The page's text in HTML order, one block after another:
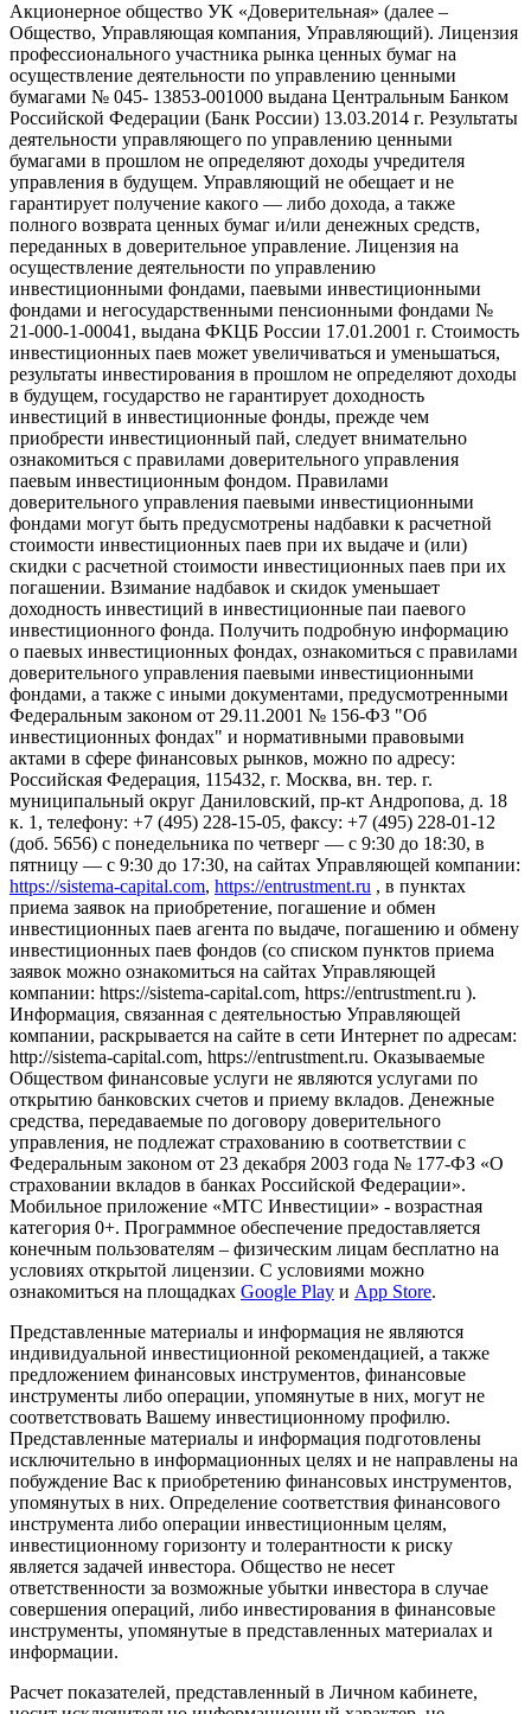
Акционерное общество УК «Доверительная» (далее –
Общество, Управляющая компания, Управляющий). Лицензия
профессионального участника рынка ценных бумаг на
осуществление деятельности по управлению ценными
бумагами № 045- 13853-001000 выдана Центральным Банком
Российской Федерации (Банк России) 13.03.2014 г. Результаты
деятельности управляющего по управлению ценными
бумагами в прошлом не определяют доходы учредителя
управления в будущем. Управляющий не обещает и не
гарантирует получение какого — либо дохода, а также
полного возврата ценных бумаг и/или денежных средств,
переданных в доверительное управление. Лицензия на
осуществление деятельности по управлению
инвестиционными фондами, паевыми инвестиционными
фондами и негосударственными пенсионными фондами №
21-000-1-00041, выдана ФКЦБ России 17.01.2001 г. Стоимость
инвестиционных паев может увеличиваться и уменьшаться,
результаты инвестирования в прошлом не определяют доходы
в будущем, государство не гарантирует доходность
инвестиций в инвестиционные фонды, прежде чем
приобрести инвестиционный пай, следует внимательно
ознакомиться с правилами доверительного управления
паевым инвестиционным фондом. Правилами
доверительного управления паевыми инвестиционными
фондами могут быть предусмотрены надбавки к расчетной
стоимости инвестиционных паев при их выдаче и (или)
скидки с расчетной стоимости инвестиционных паев при их
погашении. Взимание надбавок и скидок уменьшает
доходность инвестиций в инвестиционные паи паевого
инвестиционного фонда. Получить подробную информацию
о паевых инвестиционных фондах, ознакомиться с правилами
доверительного управления паевыми инвестиционными
фондами, а также с иными документами, предусмотренными
Федеральным законом от 29.11.2001 № 156-ФЗ "Об
инвестиционных фондах" и нормативными правовыми
актами в сфере финансовых рынков, можно по адресу:
Российская Федерация, 115432, г. Москва, вн. тер. г.
муниципальный округ Даниловский, пр-кт Андропова, д. 18
к. 1, телефону: +7 (495) 228-15-05, факсу: +7 (495) 228-01-12
(доб. 5656) с понедельника по четверг — c 9:30 до 18:30, в
пятницу — с 9:30 до 17:30, на сайтах Управляющей компании:
https://sistema-capital.com, https://entrustment.ru , в пунктах
приема заявок на приобретение, погашение и обмен
инвестиционных паев агента по выдаче, погашению и обмену
инвестиционных паев фондов (со списком пунктов приема
заявок можно ознакомиться на сайтах Управляющей
компании: https://sistema-capital.com, https://entrustment.ru ).
Информация, связанная с деятельностью Управляющей
компании, раскрывается на сайте в сети Интернет по адресам:
http://sistema-capital.com, https://entrustment.ru. Оказываемые
Обществом финансовые услуги не являются услугами по
открытию банковских счетов и приему вкладов. Денежные
средства, передаваемые по договору доверительного
управления, не подлежат страхованию в соответствии с
Федеральным законом от 23 декабря 2003 года № 177-ФЗ «О
страховании вкладов в банках Российской Федерации».
Мобильное приложение «МТС Инвестиции» - возрастная
категория 0+. Программное обеспечение предоставляется
конечным пользователям – физическим лицам бесплатно на
условиях открытой лицензии. С условиями можно
ознакомиться на площадках Google Play и App Store.
Представленные материалы и информация не являются
индивидуальной инвестиционной рекомендацией, а также
предложением финансовых инструментов, финансовые
инструменты либо операции, упомянутые в них, могут не
соответствовать Вашему инвестиционному профилю.
Представленные материалы и информация подготовлены
исключительно в информационных целях и не направлены на
побуждение Вас к приобретению финансовых инструментов,
упомянутых в них. Определение соответствия финансового
инструмента либо операции инвестиционным целям,
инвестиционному горизонту и толерантности к риску
является задачей инвестора. Общество не несет
ответственности за возможные убытки инвестора в случае
совершения операций, либо инвестирования в финансовые
инструменты, упомянутые в представленных материалах и
информации.
Расчет показателей, представленный в Личном кабинете,